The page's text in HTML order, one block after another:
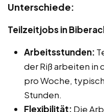
Unterschiede:
Teilzeitjobs in
Arbeitsstunden:
der Riß arbeiten in
pro Woche,
Stunden.
Flexibilität: Die